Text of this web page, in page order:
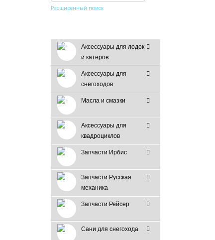
Расширенный поиск
Аксессуары для лодок
и катеров
Аксессуары для
снегоходов
Масла и смазки
Аксессуары для
квадроциклов
Запчасти Ирбис
Запчасти Русская
механика
Запчасти Рейсер
Сани для снегохода